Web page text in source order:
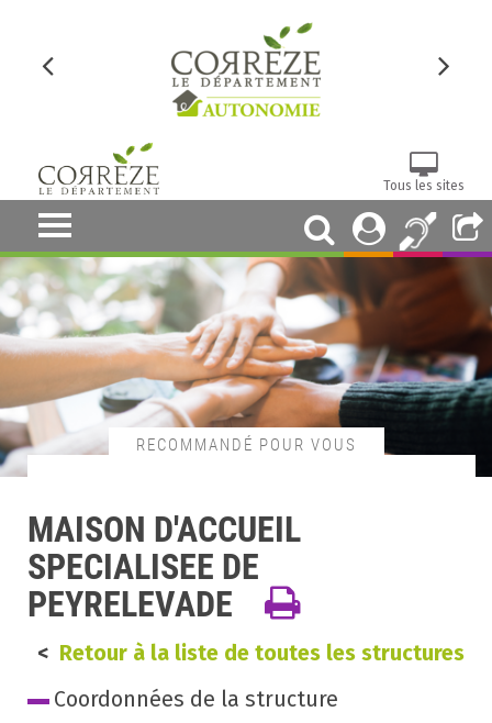
Tous les sites
RECOMMANDÉ POUR VOUS
MAISON D'ACCUEIL
SPECIALISEE DE
PEYRELEVADE
< Retour à la liste de toutes les structures
Coordonnées de la structure